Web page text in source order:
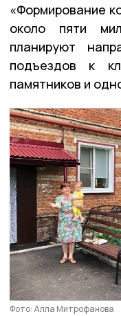
«Формирование
около пяти
планируют
подъездов к
памятников и
Фото: Алла Митрофанова